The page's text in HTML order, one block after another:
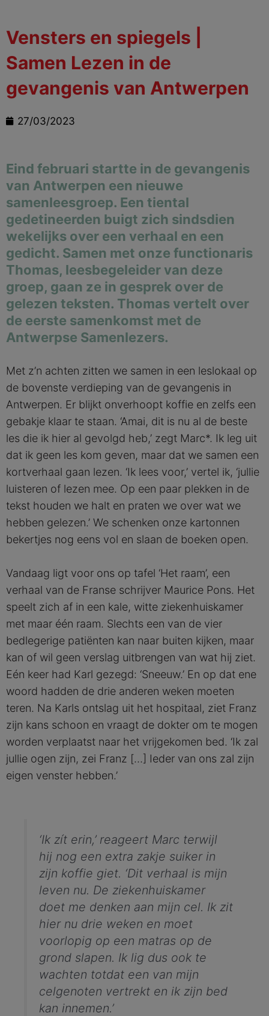
Vensters en spiegels |
Samen Lezen in de
gevangenis van Antwerpen
27/03/2023
Eind februari startte in de gevangenis
van Antwerpen een nieuwe
samenleesgroep. Een tiental
gedetineerden buigt zich sindsdien
wekelijks over een verhaal en een
gedicht. Samen met onze functionaris
Thomas, leesbegeleider van deze
groep, gaan ze in gesprek over de
gelezen teksten. Thomas vertelt over
de eerste samenkomst met de
Antwerpse Samenlezers.
Met z’n achten zitten we samen in een leslokaal op
de bovenste verdieping van de gevangenis in
Antwerpen. Er blijkt onverhoopt koffie en zelfs een
gebakje klaar te staan. ‘Amai, dit is nu al de beste
les die ik hier al gevolgd heb,’ zegt Marc*. Ik leg uit
dat ik geen les kom geven, maar dat we samen een
kortverhaal gaan lezen. ‘Ik lees voor,’ vertel ik, ‘jullie
luisteren of lezen mee. Op een paar plekken in de
tekst houden we halt en praten we over wat we
hebben gelezen.’ We schenken onze kartonnen
bekertjes nog eens vol en slaan de boeken open.
Vandaag ligt voor ons op tafel ‘Het raam’, een
verhaal van de Franse schrijver Maurice Pons. Het
speelt zich af in een kale, witte ziekenhuiskamer
met maar één raam. Slechts een van de vier
bedlegerige patiënten kan naar buiten kijken, maar
kan of wil geen verslag uitbrengen van wat hij ziet.
Eén keer had Karl gezegd: ‘Sneeuw.’ En op dat ene
woord hadden de drie anderen weken moeten
teren. Na Karls ontslag uit het hospitaal, ziet Franz
zijn kans schoon en vraagt de dokter om te mogen
worden verplaatst naar het vrijgekomen bed. ‘Ik zal
jullie ogen zijn, zei Franz […] Ieder van ons zal zijn
eigen venster hebben.’
‘Ik zít erin,’ reageert Marc terwijl
hij nog een extra zakje suiker in
zijn koffie giet. ‘Dit verhaal is mijn
leven nu. De ziekenhuiskamer
doet me denken aan mijn cel. Ik zit
hier nu drie weken en moet
voorlopig op een matras op de
grond slapen. Ik lig dus ook te
wachten totdat een van mijn
celgenoten vertrekt en ik zijn bed
kan innemen.’